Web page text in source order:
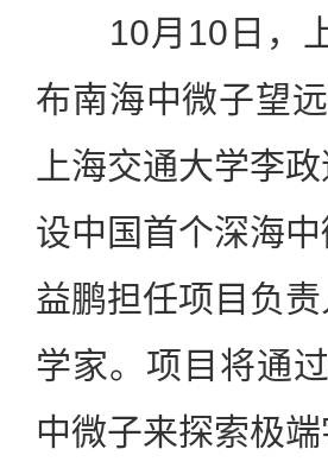
10月10日，上
布南海中微子望
上海交通大学李
设中国首个深海
益鹏担任项目负
学家。项目将通
中微子来探索极